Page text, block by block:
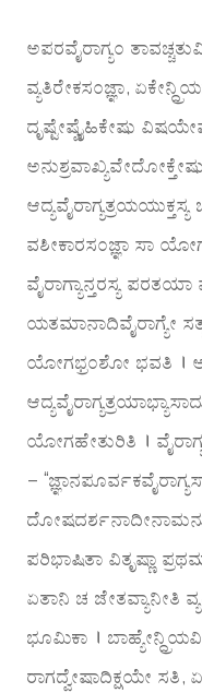
ಅಪರವೈರಾಗ್ಯಂ
ವ್ಯತಿರೇಕಸಂಜ್ಞಾ,
ದೃಷ್ಟೇಷ್ವೈಹಿಕೇಷು
ವಶೀಕಾರಸಂಜ್ಞಾ ಸಾ
ವೈರಾಗ್ಯಾನ್ತರಸ್ಯ
ಯತಮಾನಾದಿವೈರಾಗ್ಯೇ
ಯೋಗಭ್ರಂಶೋ ಭವತಿ ।
ಯೋಗಹೇತುರಿತಿ ।
–
ಪರಿಭಾಷಿತಾ ವಿತೃಷ್ಣಾ
ಏತಾನಿ ಚ ಜೇತವ್ಯಾನೀತಿ
ಭೂಮಿಕಾ ।
ರಾಗದ್ವೇಷಾದಿಕ್ಷಯೇ ಸತಿ,